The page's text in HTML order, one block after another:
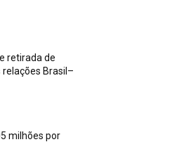
retirada de
Brasil–
milhões por